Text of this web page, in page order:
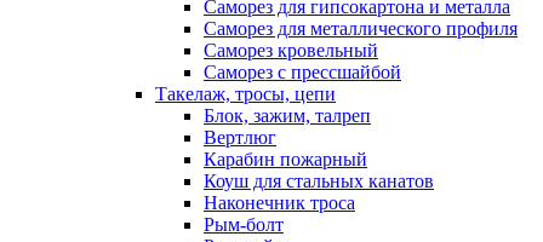
Саморез для гипсокартона и металла
Саморез для металлического профиля
Саморез кровельный
Саморез с прессшайбой
Такелаж, тросы, цепи
Блок, зажим, талреп
Вертлюг
Карабин пожарный
Коуш для стальных канатов
Наконечник троса
Рым-болт